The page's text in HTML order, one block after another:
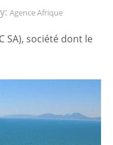
Agence Afrique
SA), société dont le